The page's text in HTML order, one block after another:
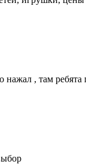
нажал , там ребята